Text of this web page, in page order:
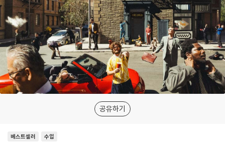
공유하기
베스트셀러 수입